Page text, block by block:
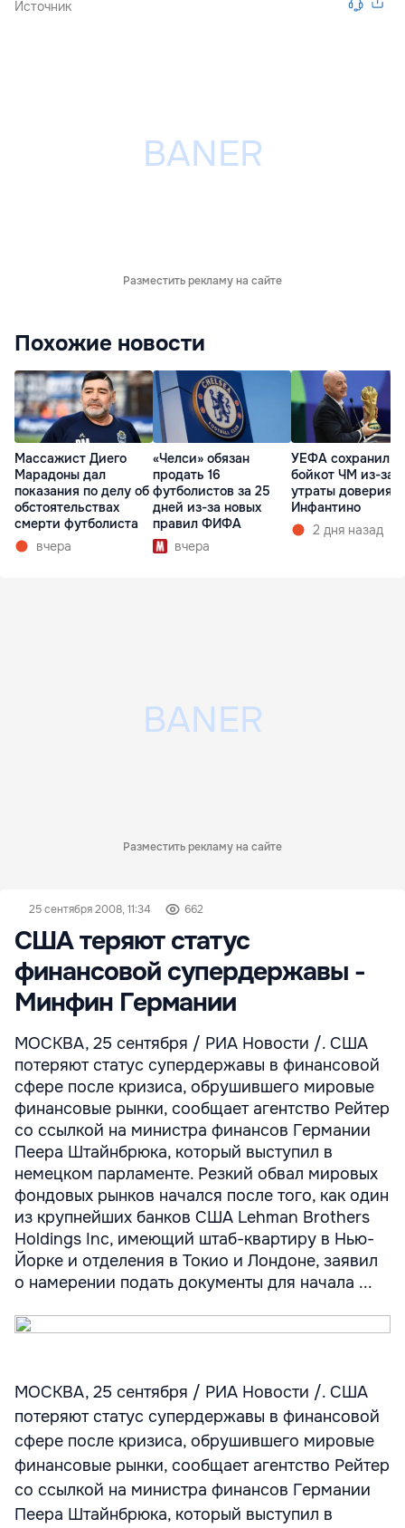
Источник
Разместить рекламу на сайте
Похожие новости
Массажист Диего
Марадоны дал
показания по делу об
обстоятельствах
смерти футболиста
вчера
«Челси» обязан
продать 16
футболистов за 25
дней из-за новых
правил ФИФА
вчера
УЕФА сохранил
бойкот ЧМ из-за
утраты доверия к
Инфантино
2 дня назад
Разместить рекламу на сайте
25 сентября 2008, 11:34 662
США теряют статус
финансовой супердержавы -
Минфин Германии
МОСКВА, 25 сентября / РИА Новости /. США
потеряют статус супердержавы в финансовой
сфере после кризиса, обрушившего мировые
финансовые рынки, сообщает агентство Рейтер
со ссылкой на министра финансов Германии
Пеера Штайнбрюка, который выступил в
немецком парламенте. Резкий обвал мировых
фондовых рынков начался после того, как один
из крупнейших банков США Lehman Brothers
Holdings Inc, имеющий штаб-квартиру в Нью-
Йорке и отделения в Токио и Лондоне, заявил
о намерении подать документы для начала ...
МОСКВА, 25 сентября / РИА Новости /. США
потеряют статус супердержавы в финансовой
сфере после кризиса, обрушившего мировые
финансовые рынки, сообщает агентство Рейтер
со ссылкой на министра финансов Германии
Пеера Штайнбрюка, который выступил в